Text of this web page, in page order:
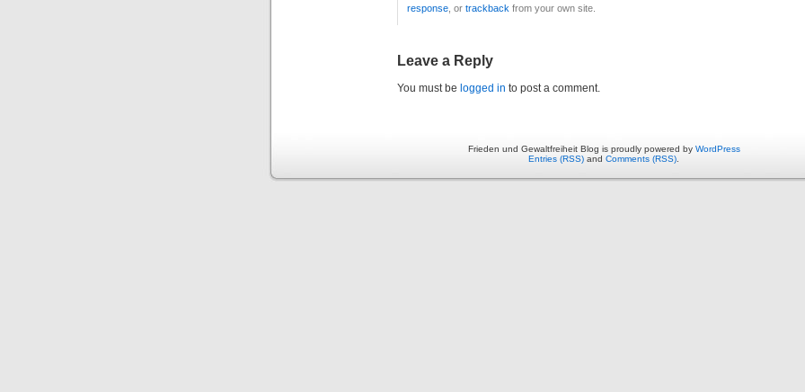
response , or trackback from your own site.
Leave a Reply
You must be logged in to post a comment.
Frieden und Gewaltfreiheit Blog is proudly powered by WordPress
Entries (RSS) and Comments (RSS)